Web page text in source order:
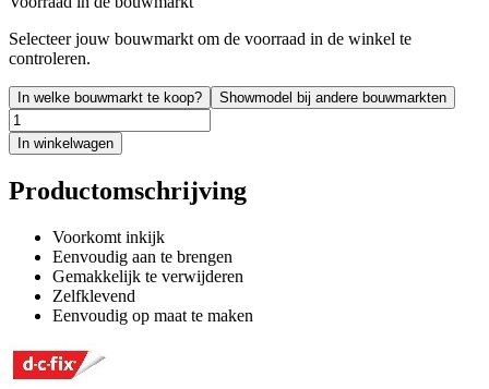
Selecteer jouw bouwmarkt om de voorraad in de winkel te
controleren.
In welke bouwmarkt te koop? Showmodel bij andere bouwmarkten
In winkelwagen
Productomschrijving
Voorkomt inkijk
Eenvoudig aan te brengen
Gemakkelijk te verwijderen
Zelfklevend
Eenvoudig op maat te maken